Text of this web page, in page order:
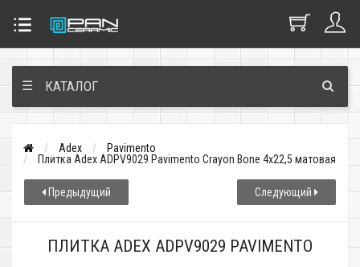
☰ КАТАЛОГ
Adex
Pavimento
Плитка Adex ADPV9029 Pavimento Crayon Bone 4x22,5 матовая
Предыдущий Следующий
ПЛИТКА ADEX ADPV9029 PAVIMENTO